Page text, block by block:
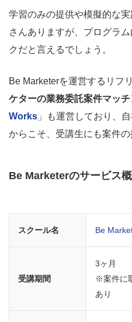
学習のみの提供や模擬的な
さんありますが、プログラ
クだと言えるでしょう。
Be Marketerを運営するリフ
ケターの業務委託案件マッ
Works 」も運営しており、
からこそ、受講生にも案件の
Be Marketerのサービス
スクール名 Be
受講期間
3ヶ月
※案件に
あり